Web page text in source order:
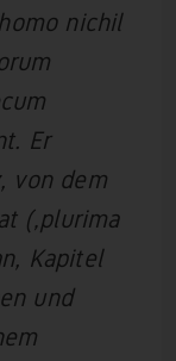
nichil
Er
von dem
(‚plurima
Kapitel
und